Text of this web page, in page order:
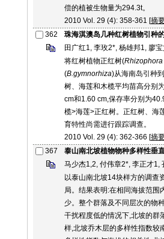
偿的植被生物量为294.3t。
2010 Vol. 29 (4): 358-361 [摘
362
珠海淇澳岛几种红树植物引种
田广红1, 李玫2*, 杨雄邦1, 廖
将红树植物正红树(
(B.gymnorhiza)从海南岛引种
树、海莲和木榄平均苗高分别
cm和1.60 cm,保存率分别为
榄>海莲>正红树。正红树、海
育特性尚需进行跟踪调查。
2010 Vol. 29 (4): 362-366 [摘
367
泰山南北坡植物物种多样性垂
马少杰1,2, 付伟章2*, 李正才1,
以泰山南北坡14块样方的调查
局。结果表明:在相同海拔范围
少。整个群落及不同层次的物
干扰程度低的情况下,北坡的群
样,北坡乔木层的多样性指数较